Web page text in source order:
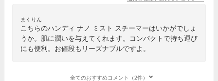
まくりん
こちらのハンディ ナノ ミスト スチーマーはいかがでしょ
うか。肌に潤いを与えてくれます。コンパクトで持ち運び
にも便利。お値段もリーズナブルですよ。
全てのおすすめコメント（2件）